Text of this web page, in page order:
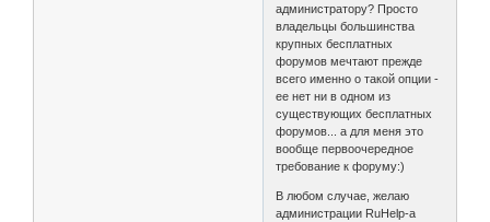
администратору? Просто
владельцы большинства
крупных бесплатных
форумов мечтают прежде
всего именно о такой опции -
ее нет ни в одном из
существующих бесплатных
форумов... а для меня это
вообще первоочередное
требование к форуму:)
В любом случае, желаю
администрации RuHelp-а